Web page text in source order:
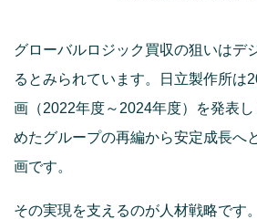
グローバルロジック買収の狙いはデ
るとみられています。日立製作所は
画（2022年度～2024年度）を発表
めたグループの再編から安定成長へ
画です。
その実現を支えるのが人材戦略です